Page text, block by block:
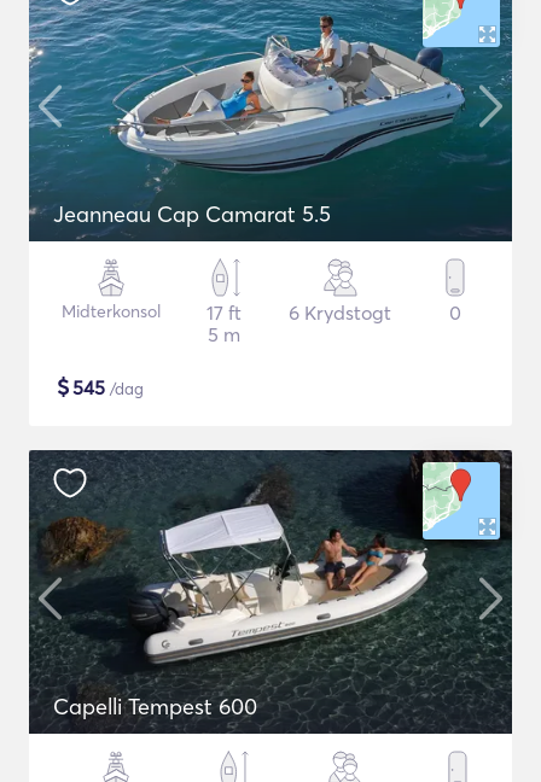
Jeanneau Cap Camarat 5.5
Midterkonsol
17 ft
5 m
6 Krydstogt 0
$545 /dag
Capelli Tempest 600